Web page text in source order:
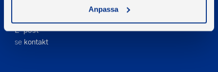
Anpassa
E-post
se kontakt